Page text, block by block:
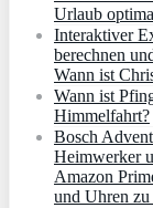
Urlaub
Interaktiver
berechnen
Wann ist
Wann ist
Himmelfahrt?
Bosch
Heimwerker
Amazon
und Uhren